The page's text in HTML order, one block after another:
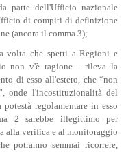
parte dell'Ufficio nazionale
di compiti di definizione
(ancora il comma 3);
volta che spetti a Regioni e
non v'è ragione - rileva la
di esso all'estero, che “non
onde l'incostituzionalità del
regolamentare in esso
2 sarebbe illegittimo per
alla verifica e al monitoraggio
potranno semmai ricorrere,